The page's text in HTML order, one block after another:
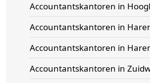
Accountantskantoren in
Accountantskantoren in
Accountantskantoren in
Accountantskantoren in